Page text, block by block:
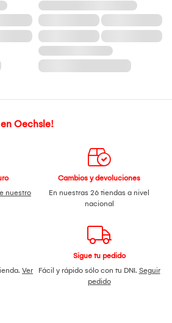
Oechsle!
nuestro
Cambios y devoluciones
En nuestras 26 tiendas a nivel
nacional
Ver
Sigue tu pedido
Fácil y rápido sólo con tu DNI. Seguir
pedido